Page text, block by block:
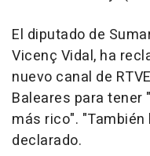
El diputado de
Vicenç Vidal, ha
nuevo canal de
Baleares para
más rico".
declarado.